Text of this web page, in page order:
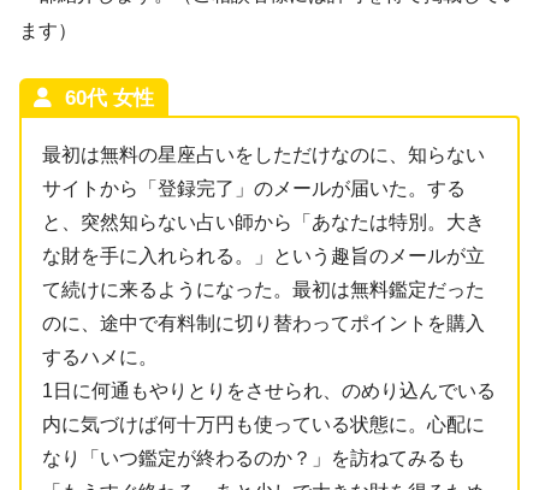
ます）
60代 女性
最初は無料の星座占いをしただけなのに、知らない
サイトから「登録完了」のメールが届いた。する
と、突然知らない占い師から「あなたは特別。大き
な財を手に入れられる。」という趣旨のメールが立
て続けに来るようになった。最初は無料鑑定だった
のに、途中で有料制に切り替わってポイントを購入
するハメに。
1日に何通もやりとりをさせられ、のめり込んでいる
内に気づけば何十万円も使っている状態に。心配に
なり「いつ鑑定が終わるのか？」を訪ねてみるも